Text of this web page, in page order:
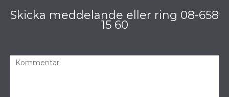
Skicka meddelande eller ring 08-658
15 60